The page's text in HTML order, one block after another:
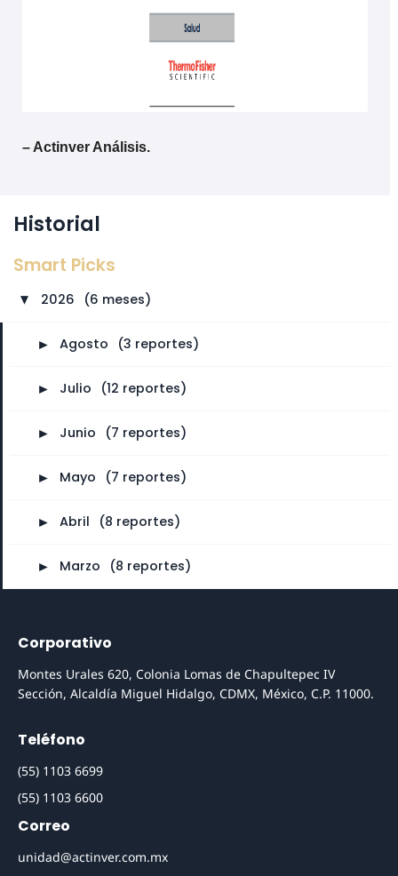
– Actinver Análisis.
Historial
Smart Picks
► 2026 (6 meses)
► Agosto (3 reportes)
► Julio (12 reportes)
► Junio (7 reportes)
► Mayo (7 reportes)
► Abril (8 reportes)
► Marzo (8 reportes)
Corporativo
Montes Urales 620, Colonia Lomas de Chapultepec IV
Sección, Alcaldía Miguel Hidalgo, CDMX, México, C.P. 11000.
Teléfono
(55) 1103 6699
(55) 1103 6600
Correo
unidad@actinver.com.mx